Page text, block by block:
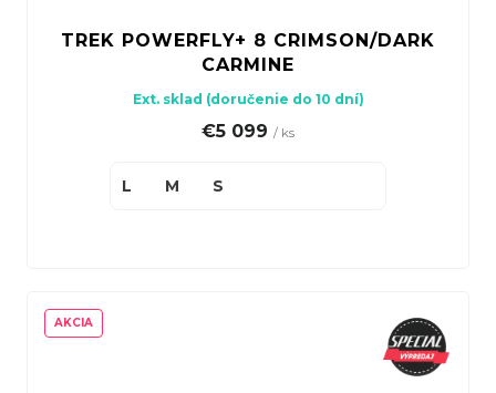
TREK POWERFLY+ 8 CRIMSON/DARK
CARMINE
Ext. sklad (doručenie do 10 dní)
€5 099 / ks
L M S
AKCIA